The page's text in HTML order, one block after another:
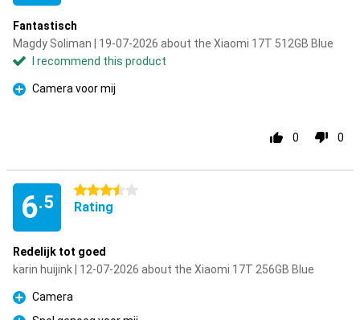
Fantastisch
Magdy Soliman | 19-07-2026 about the Xiaomi 17T 512GB Blue
I recommend this product
Pro
Camera voor mij
0 0
6.5
3.5 stars
Rating
Redelijk tot goed
karin huijink | 12-07-2026 about the Xiaomi 17T 256GB Blue
Pro
Camera